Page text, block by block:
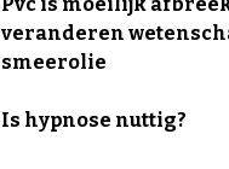
veranderen
smeerolie
Is hypnose nuttig?